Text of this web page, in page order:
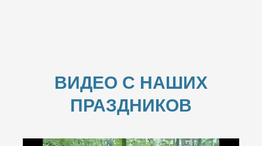
ВИДЕО С НАШИХ
ПРАЗДНИКОВ